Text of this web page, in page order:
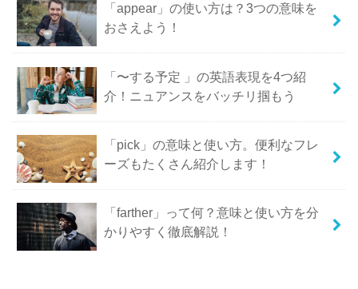
「appear」の使い方は？3つの意味を
おさえよう！
「〜する予定 」の英語表現を4つ紹
介！ニュアンスをバッチリ掴もう
「pick」の意味と使い方。便利なフレ
ーズもたくさん紹介します！
「farther」って何？意味と使い方を分
かりやすく徹底解説！